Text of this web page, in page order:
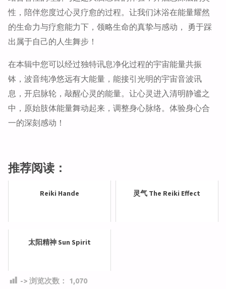
性，陪伴您度过心灵疗愈的过程。让我们沐浴在能量耀然
的生命力与疗愈能力下，领略生命的真挚与感动， 勇于踩
出属于自己的人生舞步！
在本辑中您可以经过独特讯息净化过程的宇宙能量共振
钵，波音纯净悠远有大能量，能接引光明的宇宙音波讯
息，开启脉轮，敲醒心灵的能量。让心灵进入清明静谧之
中，原始肢体能量舞动起来，调整身心脉络。体验身心合
一的深刻感动！
推荐阅读：
Reiki Hande 灵气 The Reiki Effect
太阳精神 Sun Spirit
-> 浏览次数： 1,070